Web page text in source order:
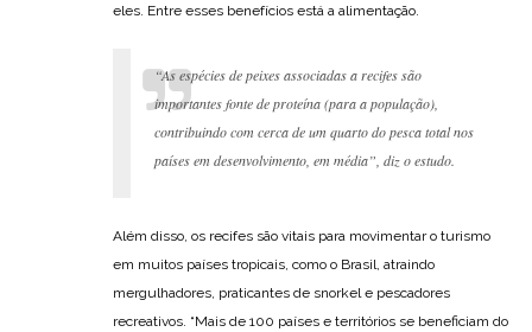
eles. Entre esses benefícios está a alimentação.
“As espécies de peixes associadas a recifes são
importantes fonte de proteína (para a população),
contribuindo com cerca de um quarto do pesca total nos
países em desenvolvimento, em média”, diz o estudo.
Além disso, os recifes são vitais para movimentar o turismo
em muitos países tropicais, como o Brasil, atraindo
mergulhadores, praticantes de snorkel e pescadores
recreativos. “Mais de 100 países e territórios se beneficiam do